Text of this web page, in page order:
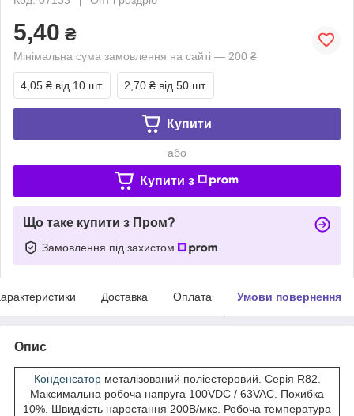
5,40 ₴
Мінімальна сума замовлення на сайті — 200 ₴
4,05 ₴ від 10 шт. 2,70 ₴ від 50 шт.
Купити
або
Купити з
Що таке купити з Пром?
Замовлення під захистом
Доставка Оплата Умови повернення
Опис
Конденсаторметалізований поліестеровий. Серія R82.
Максимальна робоча напруга 100VDC / 63VAC. Похибка
10%. Швидкість наростання 200В/мкс. Робоча температура